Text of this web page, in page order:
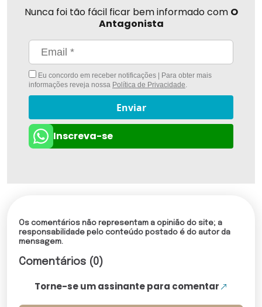
Nunca foi tão fácil ficar bem informado com O
Antagonista
Eu concordo em receber notificações | Para obter mais
informações reveja nossa Política de Privacidade.
Enviar
Inscreva-se
Os comentários não representam a opinião do site; a
responsabilidade pelo conteúdo postado é do autor da
mensagem.
Comentários (0)
Torne-se um assinante para comentar